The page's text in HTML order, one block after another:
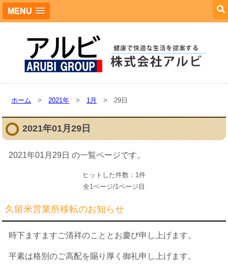
MENU
ホーム > 2021年 > 1月 > 29日
2021年01月29日
2021年01月29日 の一覧ページです。
ヒットした件数：1件
全1ページ/1ページ目
久留米営業所移転のお知らせ
時下ますますご清祥のこととお慶び申し上げます。
平素は格別のご高配を賜り厚く御礼申し上げます。